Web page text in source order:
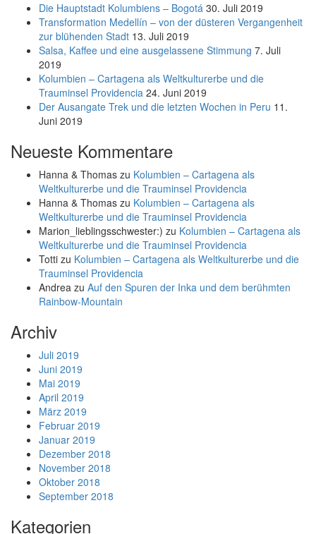
Die Hauptstadt Kolumbiens – Bogotá 30. Juli 2019
Transformation Medellín – von der düsteren Vergangenheit
zur blühenden Stadt 13. Juli 2019
Salsa, Kaffee und eine ausgelassene Stimmung 7. Juli
2019
Kolumbien – Cartagena als Weltkulturerbe und die
Trauminsel Providencia 24. Juni 2019
Der Ausangate Trek und die letzten Wochen in Peru 11.
Juni 2019
Neueste Kommentare
Hanna & Thomas zu Kolumbien – Cartagena als
Weltkulturerbe und die Trauminsel Providencia
Hanna & Thomas zu Kolumbien – Cartagena als
Weltkulturerbe und die Trauminsel Providencia
Marion_lieblingsschwester:) zu Kolumbien – Cartagena als
Weltkulturerbe und die Trauminsel Providencia
Totti zu Kolumbien – Cartagena als Weltkulturerbe und die
Trauminsel Providencia
Andrea zu Auf den Spuren der Inka und dem berühmten
Rainbow-Mountain
Archiv
Juli 2019
Juni 2019
Mai 2019
April 2019
März 2019
Februar 2019
Januar 2019
Dezember 2018
November 2018
Oktober 2018
September 2018
Kategorien